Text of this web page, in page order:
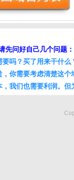
先问好自己几个问题：
吗？买了用来干什么
你需要考虑清楚这
我们也需要利润。